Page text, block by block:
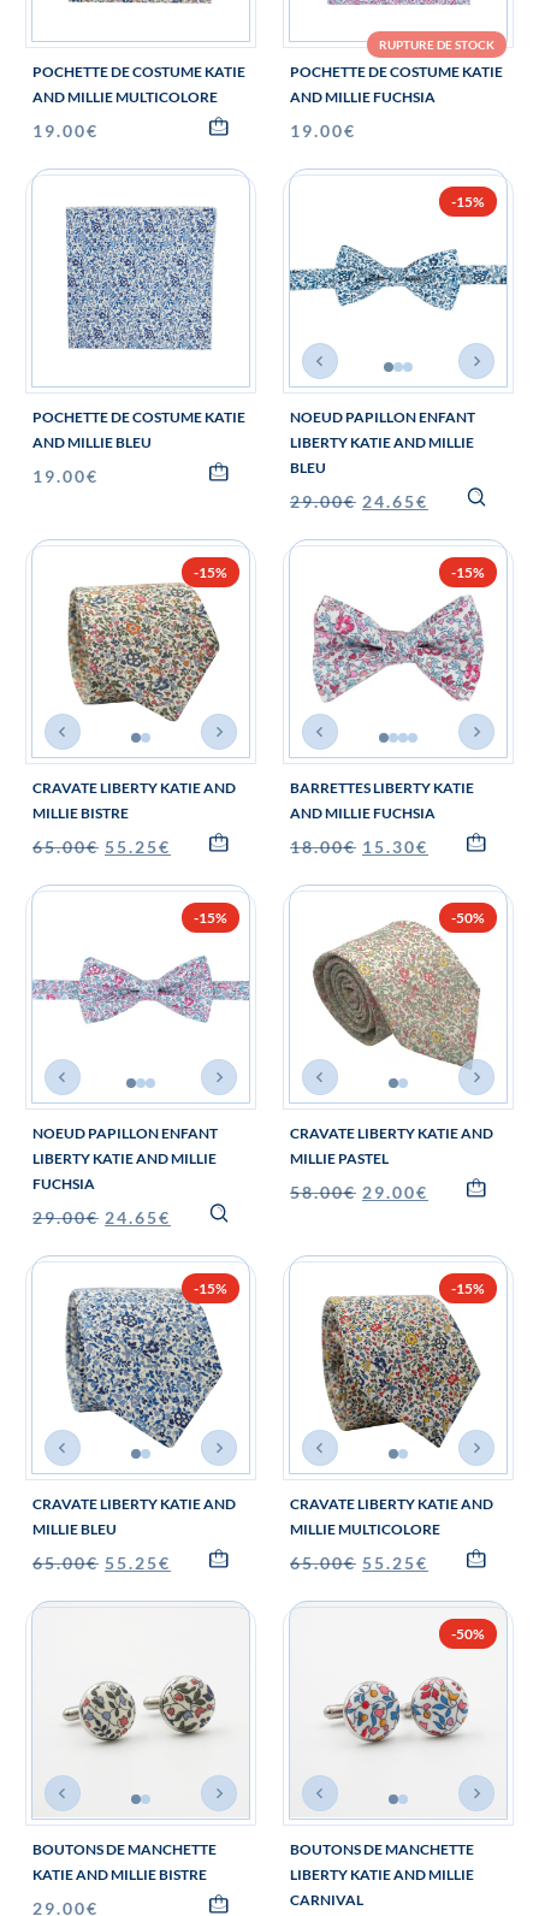
POCHETTE DE COSTUME KATIE
AND MILLIE MULTICOLORE
19.00€
RUPTURE DE STOCK
POCHETTE DE COSTUME KATIE
AND MILLIE FUCHSIA
19.00€
POCHETTE DE COSTUME KATIE
AND MILLIE BLEU
19.00€
-15%
NOEUD PAPILLON ENFANT
LIBERTY KATIE AND MILLIE
BLEU
29.00€ 24.65€
-15%
CRAVATE LIBERTY KATIE AND
MILLIE BISTRE
65.00€ 55.25€
-15%
BARRETTES LIBERTY KATIE
AND MILLIE FUCHSIA
18.00€ 15.30€
-15%
NOEUD PAPILLON ENFANT
LIBERTY KATIE AND MILLIE
FUCHSIA
29.00€ 24.65€
-50%
CRAVATE LIBERTY KATIE AND
MILLIE PASTEL
58.00€ 29.00€
-15%
CRAVATE LIBERTY KATIE AND
MILLIE BLEU
65.00€ 55.25€
-15%
CRAVATE LIBERTY KATIE AND
MILLIE MULTICOLORE
65.00€ 55.25€
BOUTONS DE MANCHETTE
KATIE AND MILLIE BISTRE
29.00€
-50%
BOUTONS DE MANCHETTE
LIBERTY KATIE AND MILLIE
CARNIVAL